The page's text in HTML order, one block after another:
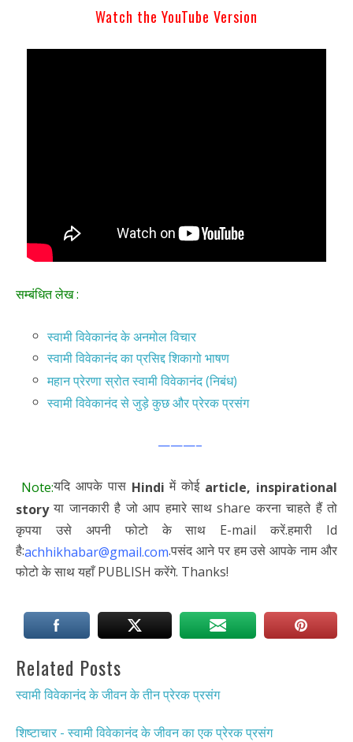
Watch the YouTube Version
सम्बंधित लेख :
स्वामी विवेकानंद के अनमोल विचार
स्वामी विवेकानंद का प्रसिद्द शिकागो भाषण
महान प्रेरणा स्रोत स्वामी विवेकानंद (निबंध)
स्वामी विवेकानंद से जुड़े कुछ और प्रेरक प्रसंग
———–
Note:यदि आपके पास Hindi में कोई article, inspirational
storyया जानकारी है जो आप हमारे साथ share करना चाहते हैं तो
कृपया उसे अपनी फोटो के साथ E-mail करें.हमारी Id
है:achhikhabar@gmail.com.पसंद आने पर हम उसे आपके नाम और
फोटो के साथ यहाँ PUBLISH करेंगे. Thanks!
Related Posts
स्वामी विवेकानंद के जीवन के तीन प्रेरक प्रसंग
शिष्टाचार - स्वामी विवेकानंद के जीवन का एक प्रेरक प्रसंग